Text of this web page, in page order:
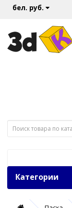
бел. руб.
Категории